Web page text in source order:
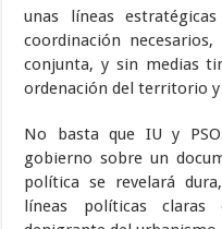
unas líneas
coordinación
conjunta, y sin medias
ordenación del territorio
No basta que IU y
gobierno sobre un
política se revelará
líneas políticas